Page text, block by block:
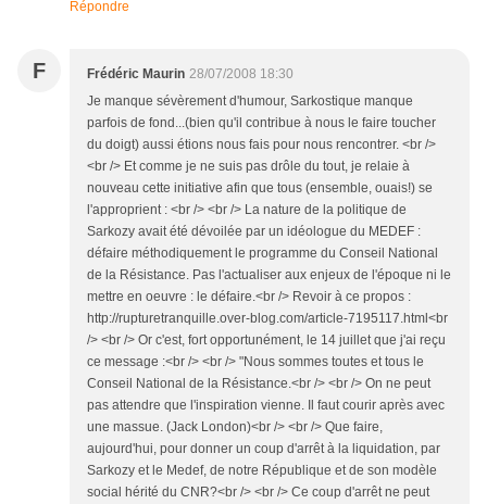
Répondre
F Frédéric Maurin 28/07/2008 18:30
Je manque sévèrement d'humour, Sarkostique manque
parfois de fond...(bien qu'il contribue à nous le faire toucher
du doigt) aussi étions nous fais pour nous rencontrer. <br />
<br /> Et comme je ne suis pas drôle du tout, je relaie à
nouveau cette initiative afin que tous (ensemble, ouais!) se
l'approprient : <br /> <br /> La nature de la politique de
Sarkozy avait été dévoilée par un idéologue du MEDEF :
défaire méthodiquement le programme du Conseil National
de la Résistance. Pas l'actualiser aux enjeux de l'époque ni le
mettre en oeuvre : le défaire.<br /> Revoir à ce propos :
http://rupturetranquille.over-blog.com/article-7195117.html<br
/> <br /> Or c'est, fort opportunément, le 14 juillet que j'ai reçu
ce message :<br /> <br /> "Nous sommes toutes et tous le
Conseil National de la Résistance.<br /> <br /> On ne peut
pas attendre que l'inspiration vienne. Il faut courir après avec
une massue. (Jack London)<br /> <br /> Que faire,
aujourd'hui, pour donner un coup d'arrêt à la liquidation, par
Sarkozy et le Medef, de notre République et de son modèle
social hérité du CNR?<br /> <br /> Ce coup d'arrêt ne peut